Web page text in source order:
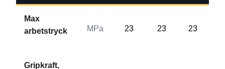
Max
arbetstryck
MPa 23 23 23
Gripkraft,